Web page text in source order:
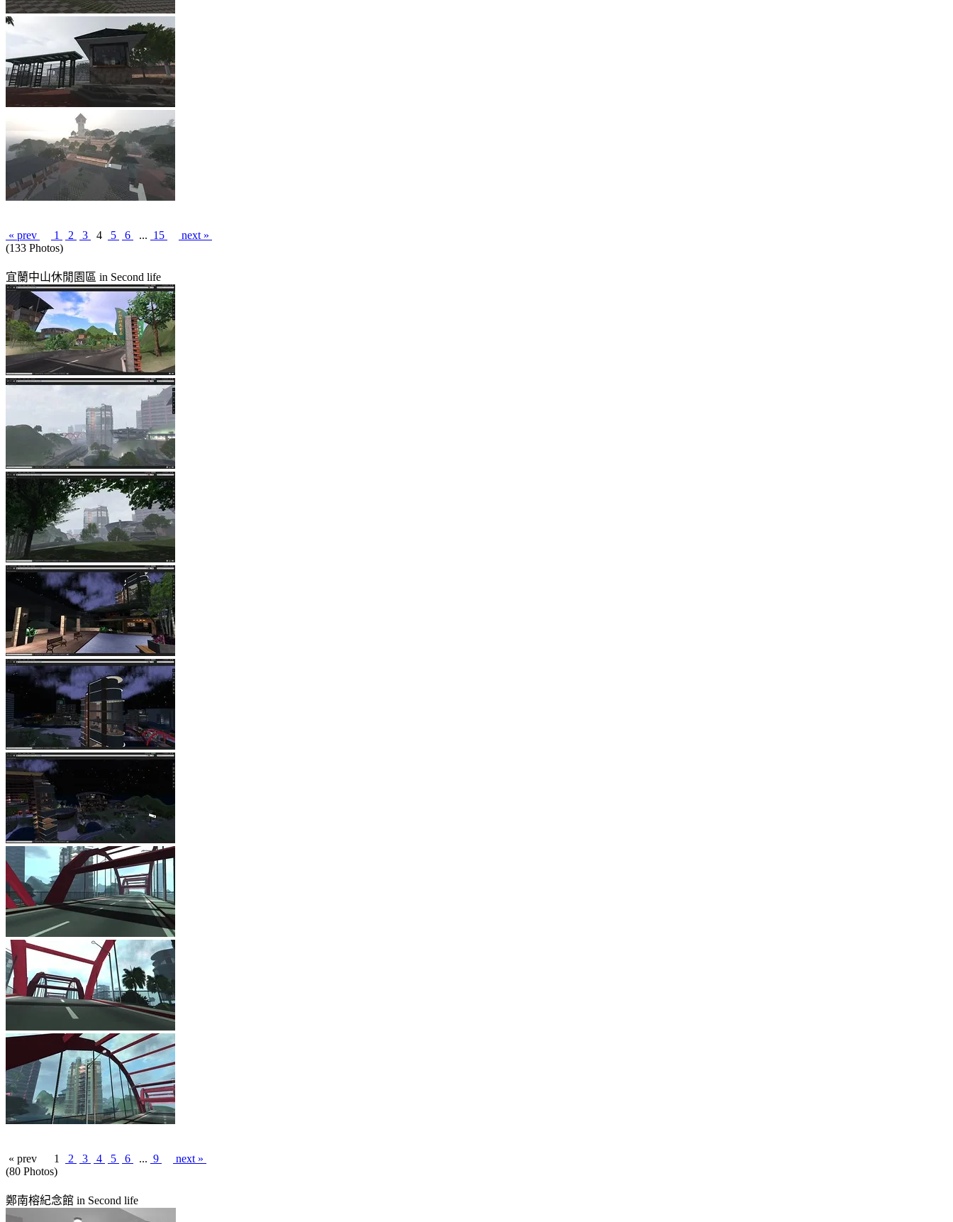
« prev 1 2 3 4 5 6 ... 15
next »
(133 Photos)
宜蘭中山休閒園區 in Second life
« prev 1 2 3 4 5 6 ... 9
next »
(80 Photos)
鄭南榕紀念館 in Second life